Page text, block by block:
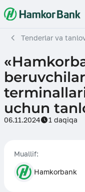
Tenderlar va
uchun
06.11.2024 1 daqiqa
Muallif:
Hamkorbank